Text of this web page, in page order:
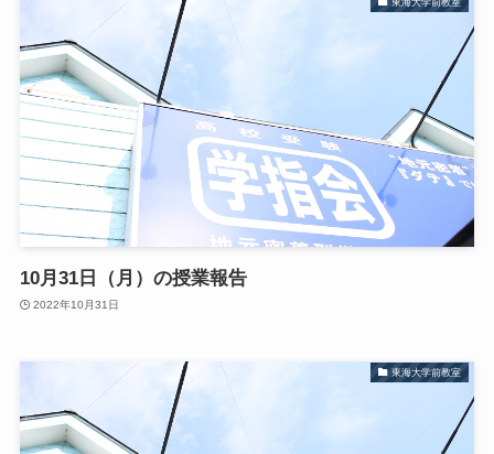
10月31日（月）の授業報告
2022年10月31日
東海大学前教室